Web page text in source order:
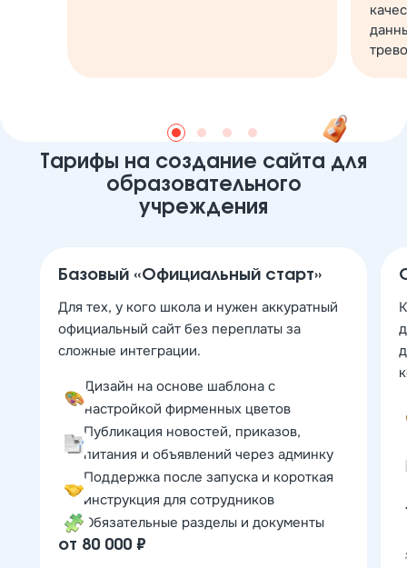
Тарифы на создание сайта для
образовательного
учреждения
Базовый «Официальный старт»
Для тех, у кого школа и нужен аккуратный
официальный сайт без переплаты за
сложные интеграции.
Дизайн на основе шаблона с
настройкой фирменных цветов
Публикация новостей, приказов,
питания и объявлений через админку
Поддержка после запуска и короткая
инструкция для сотрудников
Обязательные разделы и документы
от 80 000 ₽